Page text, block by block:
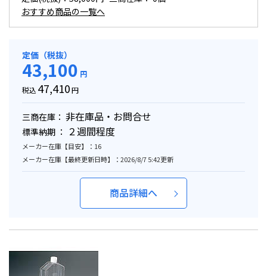
おすすめ商品の一覧へ
定価（税抜）
43,100 円
税込 47,410円
三商在庫： 非在庫品・お問合せ
標準納期 ： ２週間程度
メーカー在庫【目安】：16
メーカー在庫【最終更新日時】：2026/8/7 5:42更新
商品詳細へ